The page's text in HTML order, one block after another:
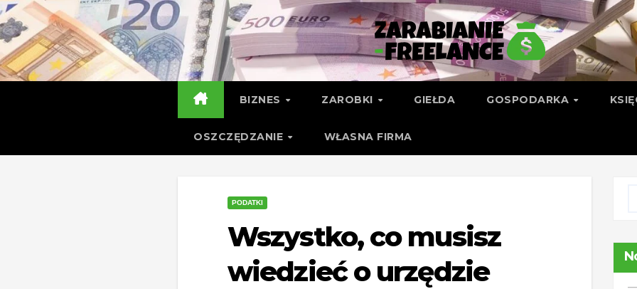
Skip
to
content
BIZNES ZAROBKI GIEŁDA GOSPODARKA
OSZCZĘDZANIE WŁASNA FIRMA
PODATKI
Wszystko, co musisz
wiedzieć o urzędzie